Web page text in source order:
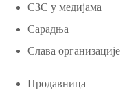
СЗС у медијама
Сарадња
Слава организације
Продавница